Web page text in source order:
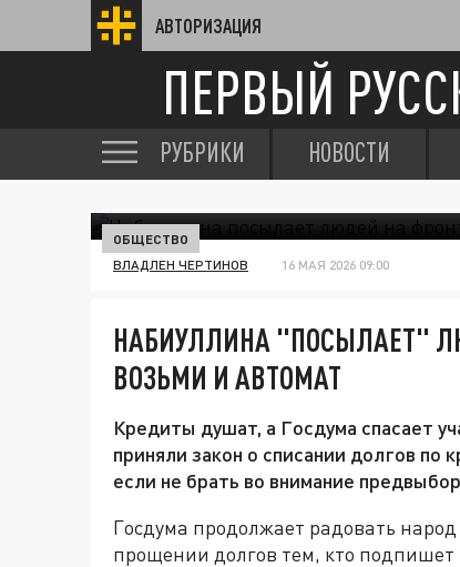
АВТОРИЗАЦИЯ
ПЕРВЫЙ
РУБРИКИ НОВОСТИ
ОБЩЕСТВО
ВЛАДЛЕН ЧЕРТИНОВ 16 МАЯ 2026 09:00
НАБИУЛЛИНА "ПОСЫЛАЕТ"
ВОЗЬМИ И АВТОМАТ
Кредиты душат, а Госдума спасает
приняли закон о списании долгов по
если не брать во внимание
Госдума продолжает радовать
прощении долгов тем, кто подпишет